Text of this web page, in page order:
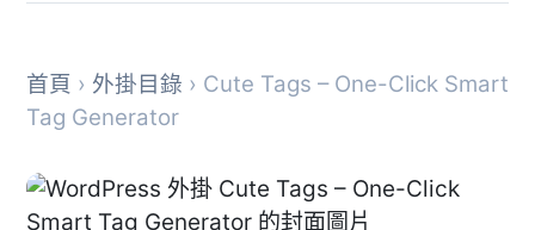
首頁 › 外掛目錄 › Cute Tags – One-Click Smart
Tag Generator